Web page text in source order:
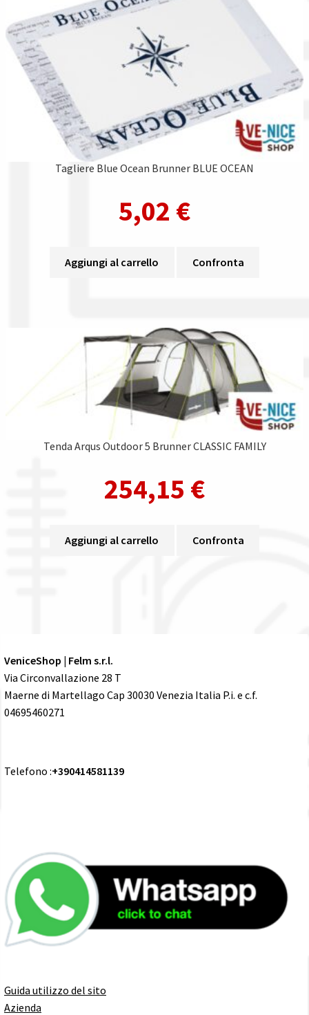
Tagliere Blue Ocean Brunner BLUE OCEAN
5,02 €
Aggiungi al carrello Confronta
Tenda Arqus Outdoor 5 Brunner CLASSIC FAMILY
254,15 €
Aggiungi al carrello Confronta
VeniceShop | Felm s.r.l.
Via Circonvallazione 28 T
Maerne di Martellago Cap 30030 Venezia Italia P.i. e c.f.
04695460271
Telefono :+390414581139
Guida utilizzo del sito
Azienda